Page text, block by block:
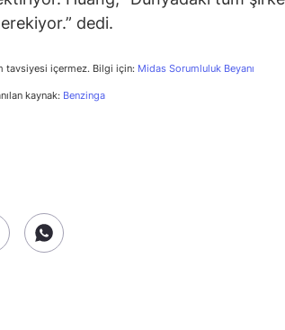
dedi.
tavsiyesi içermez. Bilgi için: Midas Sorumluluk Beyanı
kaynak: Benzinga